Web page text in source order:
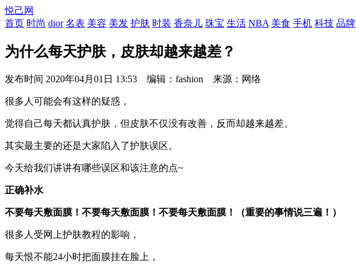
悦己网
首页 时尚 dior 名表 美容 美发 护肤 时装 香奈儿 珠宝 生活 NBA 美食 手机 科技 品牌
为什么每天护肤，皮肤却越来越差？
发布时间 2020年04月01日 13:53 编辑：fashion 来源：网络
很多人可能会有这样的疑惑，
觉得自己每天都认真护肤，但皮肤不仅没有改善，反而却越来越差。
其实最主要的还是大家陷入了护肤误区。
今天给我们讲讲有哪些误区和该注意的点~
正确补水
不要每天敷面膜！不要每天敷面膜！不要每天敷面膜！（重要的事情说三遍！）
很多人受网上护肤教程的影响，
每天恨不能24小时把面膜挂在脸上，